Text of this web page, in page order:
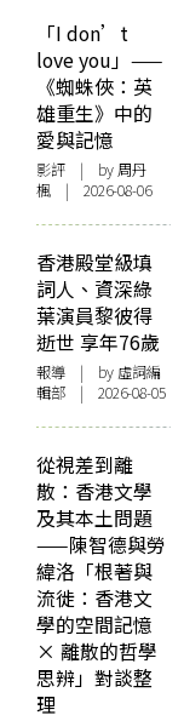
「I don’t
love you」——
《蜘蛛俠：英
雄重生》中的
愛與記憶
影評 | by周丹
楓 | 2026-08-06
香港殿堂級填
詞人、資深綠
葉演員黎彼得
逝世 享年76歲
報導 | by 虛詞編
輯部 | 2026-08-05
從視差到離
散：香港文學
及其本土問題
——陳智德與勞
緯洛「根著與
流徙：香港文
學的空間記憶
× 離散的哲學
思辨」對談整
理